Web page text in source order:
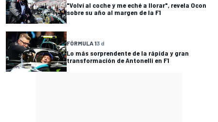
"Volví al coche y me eché a llorar", revela Ocon
sobre su año al margen de la F1
FÓRMULA 13 d
Lo más sorprendente de la rápida y gran
transformación de Antonelli en F1